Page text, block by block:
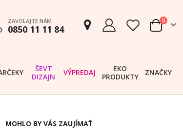
ZAVOLAJTE NÁM
0850 11 11 84 Cart
0
ŠEVT
DIZAJN
VÝPREDAJ
EKO
PRODUKTY
ZNAČKY
MOHLO BY VÁS ZAUJÍMAŤ